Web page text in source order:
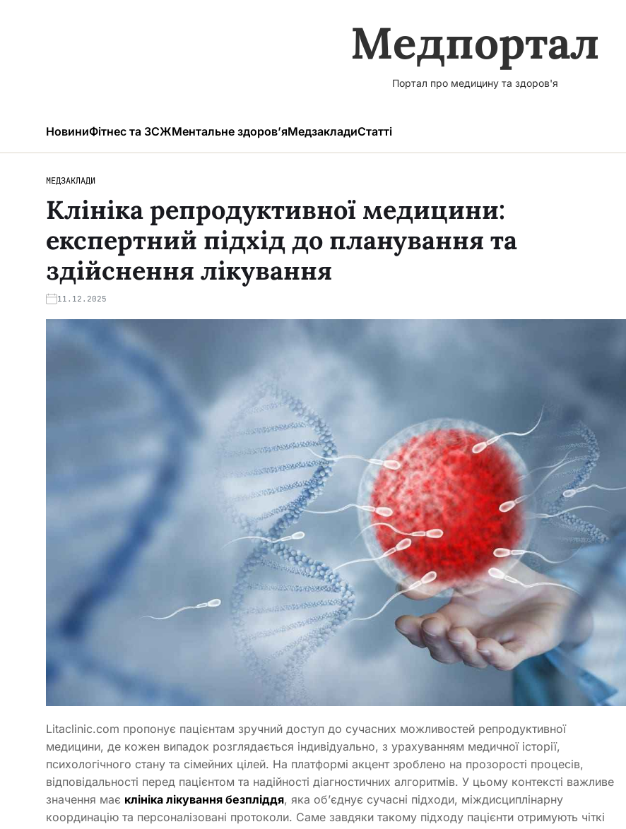
Медпортал
Портал про медицину та здоров'я
НовиниФітнес та ЗСЖМентальне здоров’яМедзакладиСтатті
МЕДЗАКЛАДИ
Клініка репродуктивної медицини:
експертний підхід до планування та
здійснення лікування
11.12.2025
Litaclinic.com пропонує пацієнтам зручний доступ до сучасних можливостей репродуктивної
медицини, де кожен випадок розглядається індивідуально, з урахуванням медичної історії,
психологічного стану та сімейних цілей. На платформі акцент зроблено на прозорості процесів,
відповідальності перед пацієнтом та надійності діагностичних алгоритмів. У цьому контексті важливе
значення має клініка лікування безпліддя, яка об’єднує сучасні підходи, міждисциплінарну
координацію та персоналізовані протоколи. Саме завдяки такому підходу пацієнти отримують чіткі